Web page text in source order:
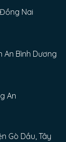
Nai
An Bình Dương
An
Gò Dầu, Tây